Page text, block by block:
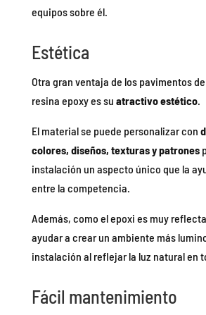
equipos sobre él.
Estética
Otra gran ventaja de los pavimentos
resina epoxy es su atractivo estético.
El material se puede personalizar con
colores, diseños, texturas y patrones
instalación un aspecto único que la
entre la competencia.
Además, como el epoxi es muy
ayudar a crear un ambiente más
instalación al reflejar la luz natural en
Fácil mantenimiento